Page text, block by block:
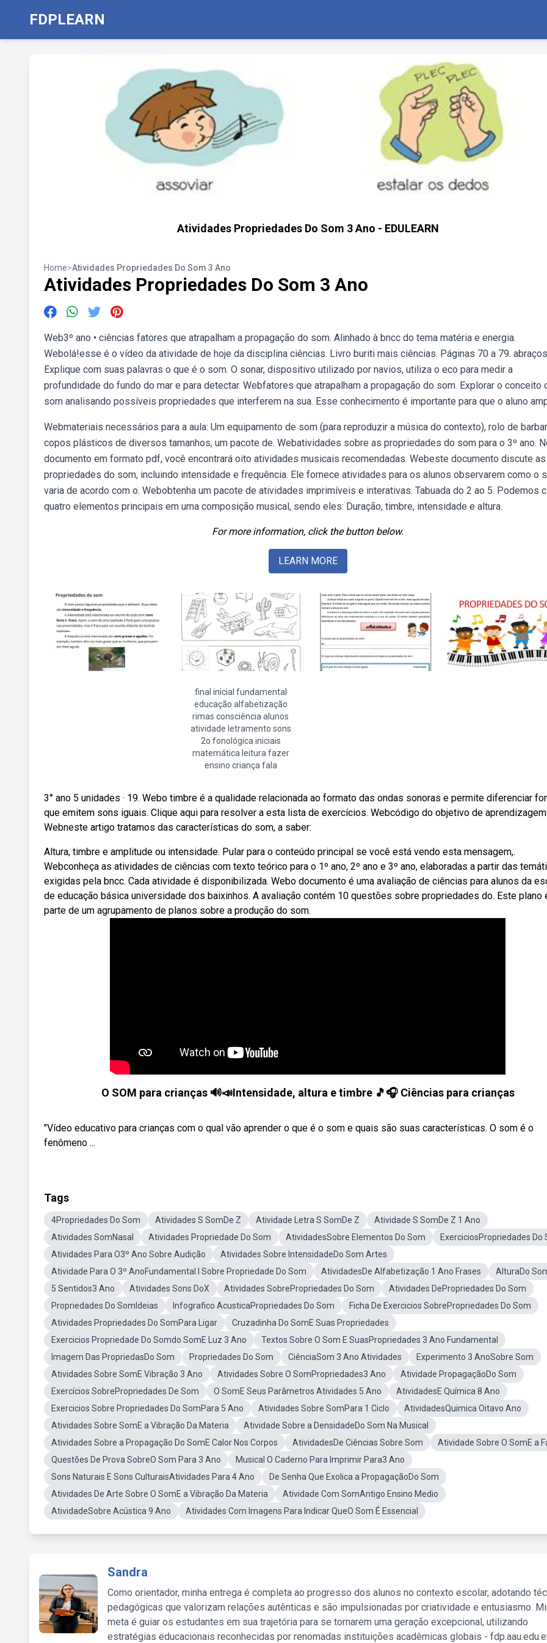
FDPLEARN
Atividades Propriedades Do Som 3 Ano - EDULEARN
Home>Atividades Propriedades Do Som 3 Ano
Atividades Propriedades Do Som 3 Ano
Web3º ano • ciências fatores que atrapalham a propagação do som. Alinhado à bncc do tema matéria e energia.
Webolá!esse é o vídeo da atividade de hoje da disciplina ciências. Livro buriti mais ciências. Páginas 70 a 79.
Explique com suas palavras o que é o som. O sonar, dispositivo utilizado por navios, utiliza o eco para medir a
profundidade do fundo do mar e para detectar. Webfatores que atrapalham a propagação do som. Explorar o conceito
som analisando possíveis propriedades que interferem na sua. Esse conhecimento é importante para que o aluno
Webmateriais necessários para a aula: Um equipamento de som (para reproduzir a música do contexto), rolo de
copos plásticos de diversos tamanhos, um pacote de. Webatividades sobre as propriedades do som para o 3º ano.
documento em formato pdf, você encontrará oito atividades musicais recomendadas. Webeste documento discute as
propriedades do som, incluindo intensidade e frequência. Ele fornece atividades para os alunos observarem como o
varia de acordo com o. Webobtenha um pacote de atividades imprimíveis e interativas. Tabuada do 2 ao 5. Podemos
quatro elementos principais em uma composição musical, sendo eles: Duração, timbre, intensidade e altura.
For more information, click the button below.
LEARN MORE
final inicial fundamental
educação alfabetização
rimas consciência alunos
atividade letramento sons
2o fonológica iniciais
matemática leitura fazer
ensino criança fala
3° ano 5 unidades · 19. Webo timbre é a qualidade relacionada ao formato das ondas sonoras e permite diferenciar
que emitem sons iguais. Clique aqui para resolver a esta lista de exercícios. Webcódigo do objetivo de aprendizagem:
Webneste artigo tratamos das características do som, a saber:
Altura, timbre e amplitude ou intensidade. Pular para o conteúdo principal se você está vendo esta mensagem,.
Webconheça as atividades de ciências com texto teórico para o 1º ano, 2º ano e 3º ano, elaboradas a partir das
exigidas pela bncc. Cada atividade é disponibilizada. Webo documento é uma avaliação de ciências para alunos da
de educação básica universidade dos baixinhos. A avaliação contém 10 questões sobre propriedades do. Este plano
parte de um agrupamento de planos sobre a produção do som.
O SOM para crianças 🔊📣Intensidade, altura e timbre 🎵🎧 Ciências para crianças
"Vídeo educativo para crianças com o qual vão aprender o que é o som e quais são suas características. O som é o
fenômeno ...
Tags
4Propriedades Do Som Atividades S SomDe Z Atividade Letra S SomDe Z
Atividade S SomDe Z 1 Ano
Atividades SomNasal
Atividades Propriedade Do Som AtividadesSobre Elementos Do Som
ExerciciosPropriedades Do
Atividades Para O3º Ano Sobre Audição
Atividades Sobre IntensidadeDo Som Artes
Atividade Para O 3º AnoFundamental I Sobre Propriedade Do Som
AtividadesDe Alfabetização 1 Ano Frases
AlturaDo
5 Sentidos3 Ano
Atividades Sons DoX Atividades SobrePropriedades Do Som
Atividades DePropriedades Do Som
Propriedades Do SomIdeias
Infografico AcusticaPropriedades Do Som
Ficha De Exercicios SobrePropriedades Do Som
Atividades Propriedades Do SomPara Ligar
Cruzadinha Do SomE Suas Propriedades
Exercicios Propriedade Do Somdo SomE Luz 3 Ano
Textos Sobre O Som E SuasPropriedades 3 Ano Fundamental
Imagem Das PropriedasDo Som
Propriedades Do Som CiênciaSom 3 Ano Atividades
Experimento 3 AnoSobre Som
Atividades Sobre SomE Vibração 3 Ano
Atividades Sobre O SomPropriedades3 Ano
Atividade PropagaçãoDo Som
Exercícios SobrePropriedades De Som
O SomE Seus Parâmetros Atividades 5 Ano
AtividadesE Química 8 Ano
Exercicios Sobre Propriedades Do SomPara 5 Ano
Atividades Sobre SomPara 1 Ciclo
AtividadesQuimica Oitavo Ano
Atividades Sobre SomE a Vibração Da Materia
Atividade Sobre a DensidadeDo Som Na Musical
Atividades Sobre a Propagação Do SomE Calor Nos Corpos
AtividadesDe Ciências Sobre Som
Atividade Sobre O SomE a
Questões De Prova SobreO Som Para 3 Ano
Musical O Caderno Para Imprimir Para3 Ano
Sons Naturais E Sons CulturaisAtividades Para 4 Ano
De Senha Que Exolica a PropagaçãoDo Som
Atividades De Arte Sobre O SomE a Vibração Da Materia
Atividade Com SomAntigo Ensino Medio
AtividadeSobre Acústica 9 Ano
Atividades Com Imagens Para Indicar QueO Som É Essencial
Sandra
Como orientador, minha entrega é completa ao progresso dos alunos no contexto escolar, adotando
pedagógicas que valorizam relações autênticas e são impulsionadas por criatividade e entusiasmo.
meta é guiar os estudantes em sua trajetória para se tornarem uma geração excepcional, utilizando
estratégias educacionais reconhecidas por renomadas instituições acadêmicas globais -